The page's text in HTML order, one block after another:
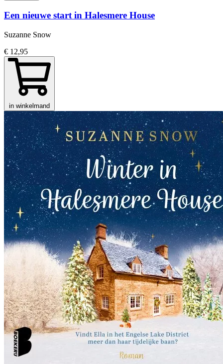
Een nieuwe start in Halesmere House
Suzanne Snow
€ 12,95
in winkelmand